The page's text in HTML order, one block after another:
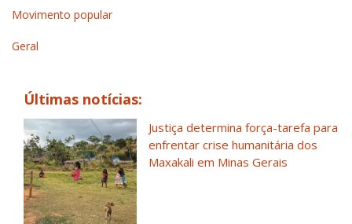
Movimento popular
Geral
Últimas notícias:
Justiça determina força-tarefa para
enfrentar crise humanitária dos
Maxakali em Minas Gerais